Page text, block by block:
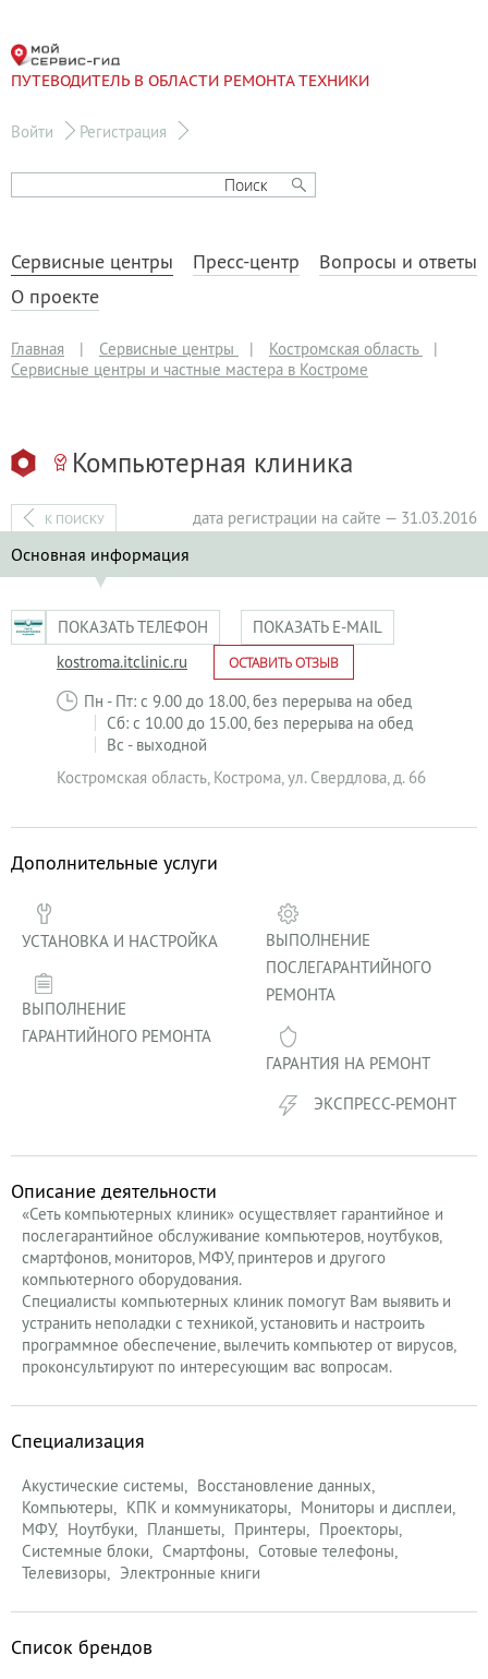
ПУТЕВОДИТЕЛЬ В ОБЛАСТИ РЕМОНТА ТЕХНИКИ
Войти Регистрация
Сервисные центры Пресс-центр
Вопросы и ответы
О проекте
Главная | Сервисные центры | Костромская область
|
Сервисные центры и частные мастера в Костроме
Компьютерная клиника
К ПОИСКУ дата регистрации на сайте — 31.03.2016
Основная информация
ПОКАЗАТЬ ТЕЛЕФОН
ПОКАЗАТЬ E-MAIL
kostroma.itclinic.ru
ОСТАВИТЬ ОТЗЫВ
Пн - Пт: с 9.00 до 18.00, без перерыва на обед
Сб: с 10.00 до 15.00, без перерыва на обед
Вс - выходной
Костромская область, Кострома,ул. Свердлова, д. 66
Дополнительные услуги
УСТАНОВКА И НАСТРОЙКА
ВЫПОЛНЕНИЕ
ГАРАНТИЙНОГО РЕМОНТА
ВЫПОЛНЕНИЕ
ПОСЛЕГАРАНТИЙНОГО
РЕМОНТА
ГАРАНТИЯ НА РЕМОНТ
ЭКСПРЕСС-РЕМОНТ
Описание деятельности
«Сеть компьютерных клиник» осуществляет гарантийное и
послегарантийное обслуживание компьютеров, ноутбуков,
смартфонов, мониторов, МФУ, принтеров и другого
компьютерного оборудования.
Специалисты компьютерных клиник помогут Вам выявить и
устранить неполадки с техникой, установить и настроить
программное обеспечение, вылечить компьютер от вирусов,
проконсультируют по интересующим вас вопросам.
Специализация
Акустические системы
Восстановление данных
Компьютеры
КПК и коммуникаторы
Мониторы и дисплеи
МФУ
Ноутбуки Планшеты Принтеры
Проекторы
Системные блоки
Смартфоны
Сотовые телефоны
Телевизоры
Электронные книги
Список брендов